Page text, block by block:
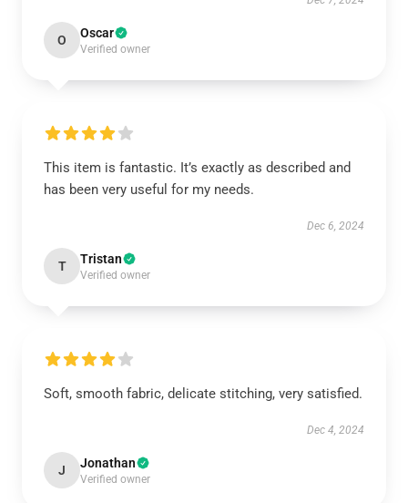
O Oscar
Verified owner
This item is fantastic. It’s exactly as described and
has been very useful for my needs.
Dec 6, 2024
T Tristan
Verified owner
Soft, smooth fabric, delicate stitching, very satisfied.
Dec 4, 2024
J Jonathan
Verified owner